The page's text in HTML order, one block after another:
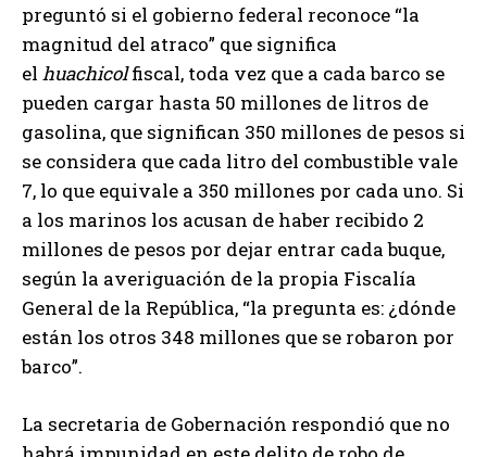
preguntó si el gobierno federal reconoce “la
magnitud del atraco” que significa
el huachicolfiscal, toda vez que a cada barco se
pueden cargar hasta 50 millones de litros de
gasolina, que significan 350 millones de pesos si
se considera que cada litro del combustible vale
7, lo que equivale a 350 millones por cada uno. Si
a los marinos los acusan de haber recibido 2
millones de pesos por dejar entrar cada buque,
según la averiguación de la propia Fiscalía
General de la República, “la pregunta es: ¿dónde
están los otros 348 millones que se robaron por
barco”.
La secretaria de Gobernación respondió que no